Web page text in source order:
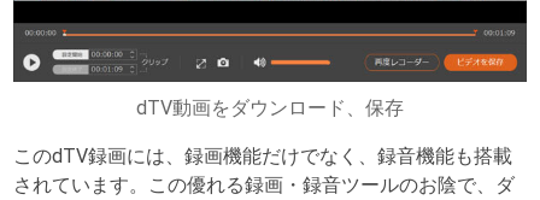
dTV動画をダウンロード、保存
このdTV録画には、録画機能だけでなく、録音機能も搭載
されています。この優れる録画・録音ツールのお陰で、ダ